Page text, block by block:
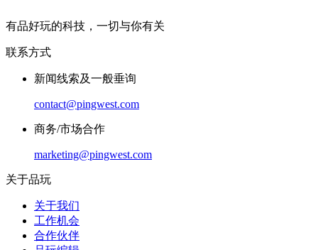
有品好玩的科技，一切与你有关
联系方式
新闻线索及一般垂询
contact@pingwest.com
商务/市场合作
marketing@pingwest.com
关于品玩
关于我们
工作机会
合作伙伴